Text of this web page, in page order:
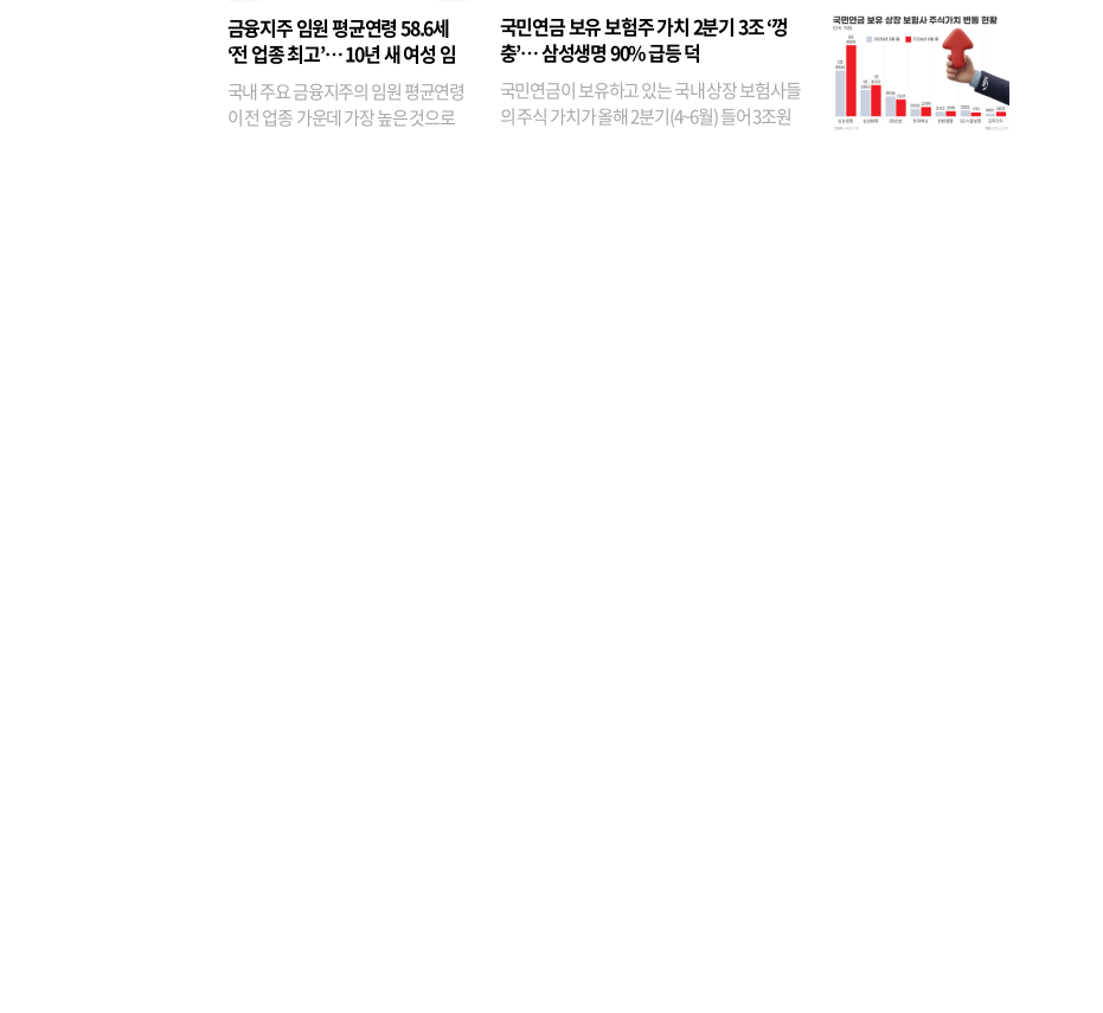
금융지주 임원 평균연령 58.6세
‘전 업종 최고’… 10년 새 여성 임
원은 14배 껑충
국내 주요 금융지주의 임원 평균연령
이 전 업종 가운데 가장 높은 것으로
융이었다. 특히 KB금융은 지난달 말 기준 해외
기관투자자 지분율이...
국민연금 보유 보험주 가치 2분기 3조 ‘껑
충’… 삼성생명 90% 급등 덕
국민연금이 보유하고 있는 국내 상장 보험사들
의 주식 가치가 올해 2분기(4~6월) 들어 3조원